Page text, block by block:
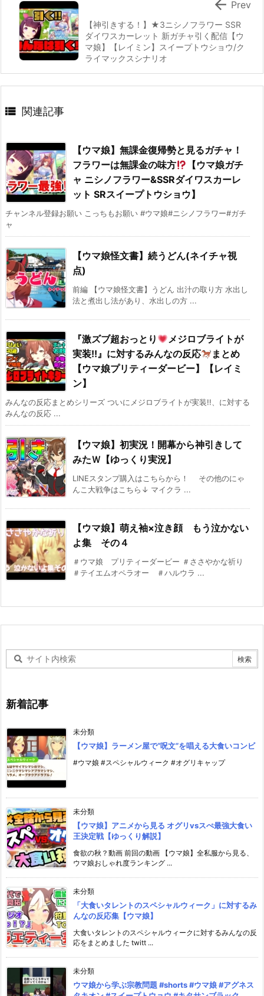
【神引きする！】★3ニシノフラワー SSR
ダイワスカーレット 新ガチャ引く配信【ウ
マ娘】【レイミン】スイープトウショウ/ク
ライマックスシナリオ
 Prev
 関連記事
【ウマ娘】無課金復帰勢と見るガチャ！
フラワーは無課金の味方
【ウマ娘ガチ
ャ ニシノフラワー&SSRダイワスカーレ
ット SRスイープトウショウ】
チャンネル登録お願い こっちもお願い #ウマ娘#ニシノフラワー#ガチ
ャ
【ウマ娘怪文書】続うどん(ネイチャ視
点)
前編 【ウマ娘怪文書】うどん 出汁の取り方 水出し
法と煮出し法があり、水出しの方 ...
『激ズブ超おっとり
メジロブライトが
実装!!』に対するみんなの反応
まとめ
【ウマ娘プリティーダービー】【レイミ
ン】
みんなの反応まとめシリーズ ついにメジロブライトが実装!!、に対する
みんなの反応 ...
【ウマ娘】初実況！開幕から神引きして
みたＷ【ゆっくり実況】
LINEスタンプ購入はこちらから！ その他のにゃ
んこ大戦争はこちら↓ マイクラ ...
【ウマ娘】萌え袖×泣き顔 もう泣かない
よ集 その４
＃ウマ娘 プリティーダービー ＃ささやかな祈り
＃テイエムオペラオー ＃ハルウラ ...
新着記事
未分類
【ウマ娘】ラーメン屋で”呪文”を唱える大食いコンビ
#ウマ娘 #スペシャルウィーク #オグリキャップ
未分類
【ウマ娘】アニメから見る オグリvsスぺ最強大食い
王決定戦【ゆっくり解説】
食欲の秋？動画 前回の動画 【ウマ娘】全私服から見る、
ウマ娘おしゃれ度ランキング ...
未分類
「大食いタレントのスペシャルウィーク」に対するみ
んなの反応集【ウマ娘】
大食いタレントのスペシャルウィークに対するみんなの反
応をまとめました twitt ...
未分類
ウマ娘から学ぶ宗教問題 #shorts #ウマ娘 #アグネス